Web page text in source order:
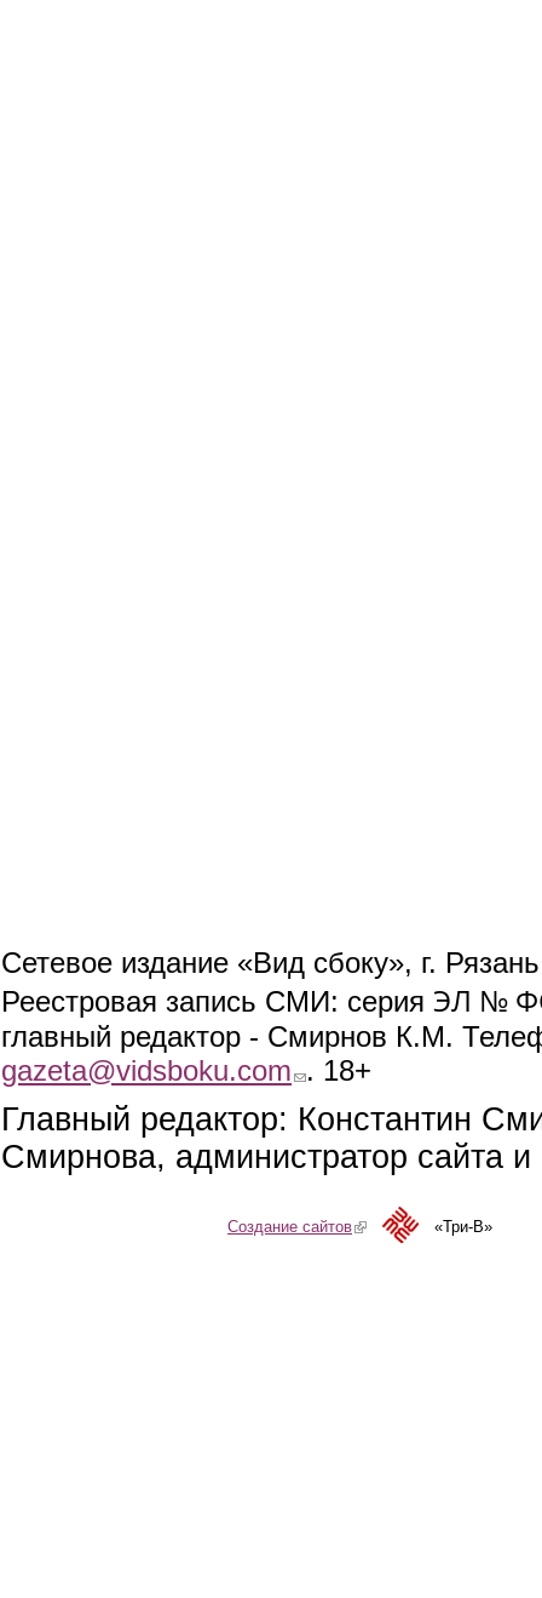
Сетевое издание «Вид сбоку», г.
Реестровая запись СМИ: серия ЭЛ №
главный редактор - Смирнов К.М.
gazeta@vidsboku.com (link sends e-mail)
. 18+
Главный редактор: Константин
Смирнова, администратор сайта
Создание сайтов(link is external)«Три-В»